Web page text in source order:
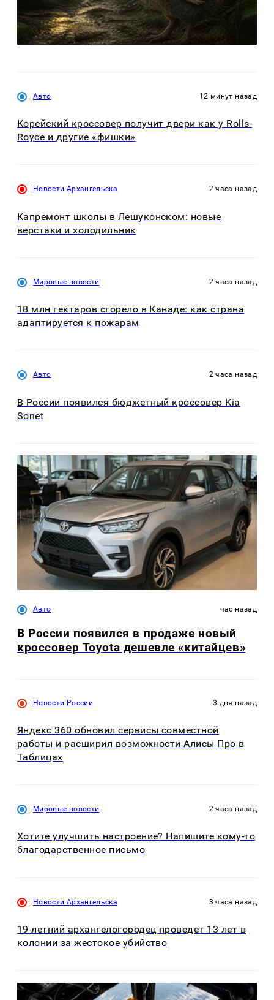
Авто 12 минут назад
Корейский кроссовер получит двери как у Rolls-
Royce и другие «фишки»
Новости Архангельска 2 часа назад
Капремонт школы в Лешуконском: новые
верстаки и холодильник
Мировые новости 2 часа назад
18 млн гектаров сгорело в Канаде: как страна
адаптируется к пожарам
Авто 2 часа назад
В России появился бюджетный кроссовер Kia
Sonet
Авто час назад
В России появился в продаже новый
кроссовер Toyota дешевле «китайцев»
Новости России 3 дня назад
Яндекс 360 обновил сервисы совместной
работы и расширил возможности Алисы Про в
Таблицах
Мировые новости 2 часа назад
Хотите улучшить настроение? Напишите кому-то
благодарственное письмо
Новости Архангельска 3 часа назад
19-летний архангелогородец проведет 13 лет в
колонии за жестокое убийство